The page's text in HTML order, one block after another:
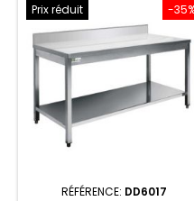
-
Prix réduit
RÉFÉRENCE: DD6017